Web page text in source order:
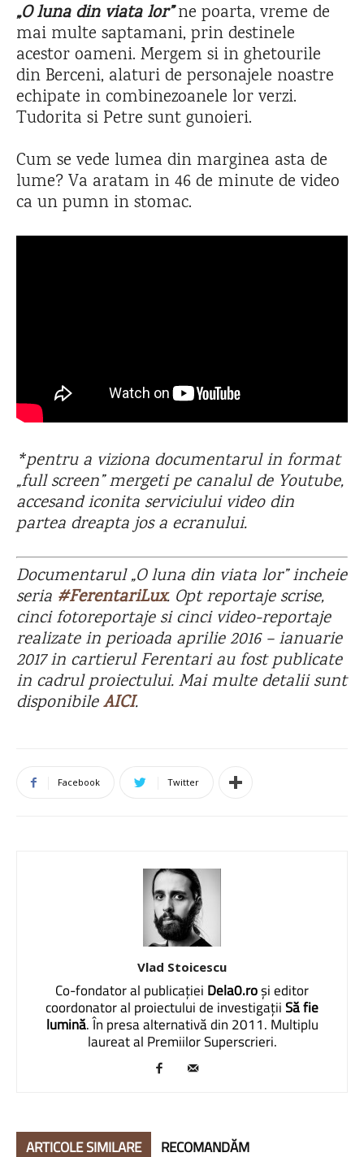
„O luna din viata lor”ne poarta, vreme de
mai multe saptamani, prin destinele
acestor oameni. Mergem si in ghetourile
din Berceni, alaturi de personajele noastre
echipate in combinezoanele lor verzi.
Tudorita si Petre sunt gunoieri.
Cum se vede lumea din marginea asta de
lume? Va aratam in 46 de minute de video
ca un pumn in stomac.
*pentru a viziona documentarul in format
„full screen” mergeti pe canalul de Youtube,
accesand iconita serviciului video din
partea dreapta jos a ecranului.
Documentarul „O luna din viata lor” incheie
seria #FerentariLux. Opt reportaje scrise,
cinci fotoreportaje si cinci video-reportaje
realizate in perioada aprilie 2016 – ianuarie
2017 in cartierul Ferentari au fost publicate
in cadrul proiectului. Mai multe detalii sunt
disponibileAICI.
Facebook Twitter
Vlad Stoicescu
Co-fondator al publicației Dela0.roși editor
coordonator al proiectului de investigațiiSă fie
lumină. În presa alternativă din 2011. Multiplu
laureat al Premiilor Superscrieri.
ARTICOLE SIMILARE RECOMANDĂM